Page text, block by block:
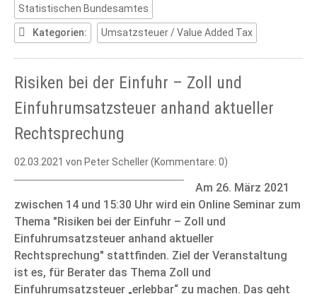
Statistischen Bundesamtes
Kategorien: Umsatzsteuer / Value Added Tax
Risiken bei der Einfuhr – Zoll und
Einfuhrumsatzsteuer anhand aktueller
Rechtsprechung
02.03.2021 von Peter Scheller (Kommentare: 0)
Am 26. März 2021
zwischen 14 und 15:30 Uhr wird ein Online Seminar zum
Thema "Risiken bei der Einfuhr – Zoll und
Einfuhrumsatzsteuer anhand aktueller
Rechtsprechung" stattfinden. Ziel der Veranstaltung
ist es, für Berater das Thema Zoll und
Einfuhrumsatzsteuer „erlebbar“ zu machen. Das geht